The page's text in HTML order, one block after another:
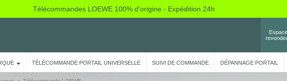
Télécommandes LOEWE 100% d'origine - Expédition 24h
Espace
TÉLÉCOMMANDE PORTAIL UNIVERSELLE SUIVI DE COMMANDE DÉPANNAGE PORTAIL